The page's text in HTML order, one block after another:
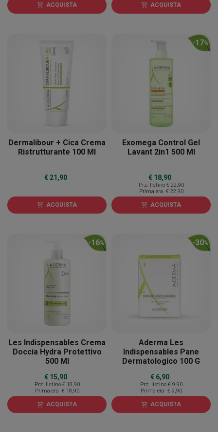
shopping_cart ACQUISTA shopping_cart ACQUISTA
Dermalibour + Cica Crema
Ristrutturante 100 Ml
€ 21,90
shopping_cart ACQUISTA
-17%
Exomega Control Gel
Lavant 2in1 500 Ml
€ 18,90
Prz. listino € 22,90
Prima era € 22,90
shopping_cart ACQUISTA
-16%
Les Indispensables Crema
Doccia Hydra Protettivo
500 Ml
€ 15,90
Prz. listino € 18,90
Prima era € 18,90
shopping_cart ACQUISTA
-30%
Aderma Les
Indispensables Pane
Dermatologico 100 G
€ 6,90
Prz. listino € 9,90
Prima era € 9,90
shopping_cart ACQUISTA